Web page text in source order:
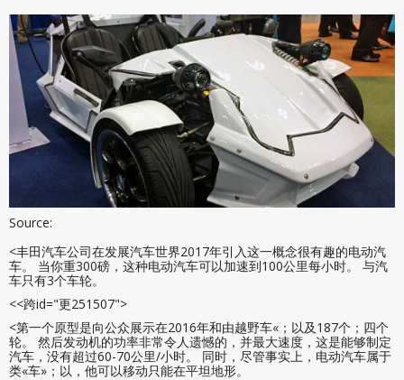
Source:
<丰田汽车公司在发展汽车世界2017年引入这一概念很有趣的电动汽
车。 当你重300磅，这种电动汽车可以加速到100公里每小时。 与汽
车只有3个车轮。
<<跨id="更251507">
<第一个原型是向公众展示在2016年和由越野车«；以及187个；四个
轮。 然后发动机的功率非常令人遗憾的，并最大速度，这是能够制定
汽车，没有超过60-70公里/小时。 同时，尽管事实上，电动汽车属于
类«车»；以，他可以移动只能在平坦地形。